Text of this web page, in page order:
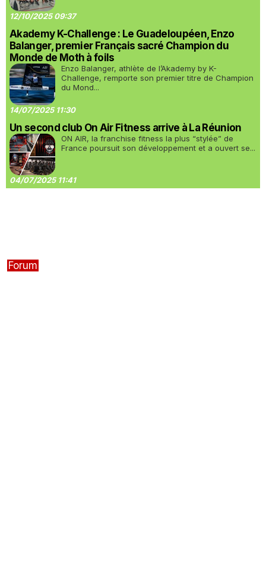
12/10/2025 09:37
Akademy K-Challenge : Le Guadeloupéen, Enzo
Balanger, premier Français sacré Champion du
Monde de Moth à foils
Enzo Balanger, athlète de l’Akademy by K-
Challenge, remporte son premier titre de Champion
du Mond...
14/07/2025 11:30
Un second club On Air Fitness arrive à La Réunion
ON AIR, la franchise fitness la plus “stylée” de
France poursuit son développement et a ouvert se...
04/07/2025 11:41
Forum